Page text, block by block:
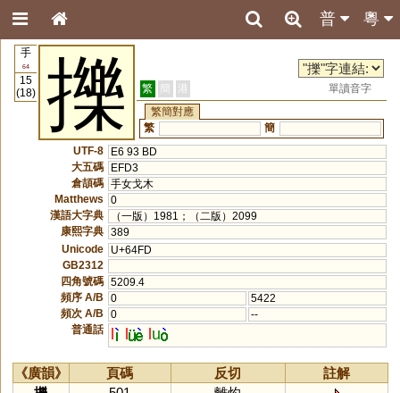
粵
普
手
64
15
(18)
擽 繁 簡 港
單讀音字
繁簡對應
繁
簡
UTF-8
E6 93 BD
大五碼
EFD3
倉頡碼 手女戈木
Matthews
0
漢語大字典
（一版）1981；（二版）2099
康熙字典 389
Unicode
U+64FD
GB2312
四角號碼 5209.4
頻序 A/B
0
5422
頻次 A/B
0
--
普通話
l l lu
《廣韻》 頁碼 反切
註解